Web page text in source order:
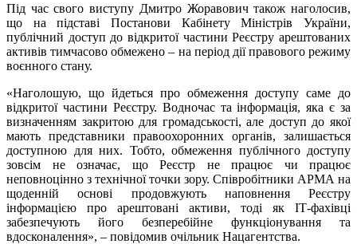
Під час свого виступу Дмитро Жоравович також наголосив,
що на підставі Постанови Кабінету Міністрів України,
публічний доступ до відкритої частини Реєстру арештованих
активів тимчасово обмежено – на період дії правового режиму
воєнного стану.
«Наголошую, що йдеться про обмеження доступу саме до
відкритої частини Реєстру. Водночас та інформація, яка є за
визначенням закритою для громадськості, але доступ до якої
мають представники правоохоронних органів, залишається
доступною для них. Тобто, обмеження публічного доступу
зовсім не означає, що Реєстр не працює чи працює
неповноцінно з технічної точки зору. Співробітники АРМА на
щоденній основі продовжують наповнення Реєстру
інформацією про арештовані активи, тоді як ІТ-фахівці
забезпечують його безперебійне функціонування та
вдосконалення», – повідомив очільник Нацагентства.